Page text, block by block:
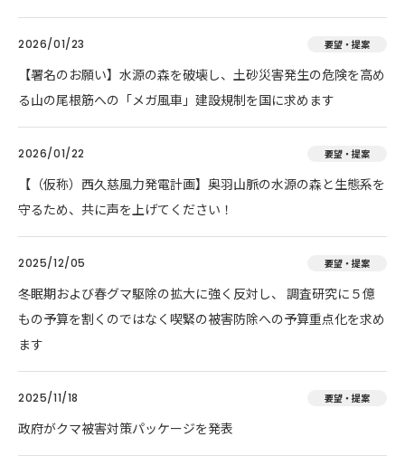
2026/01/23 要望・提案
【署名のお願い】水源の森を破壊し、土砂災害発生の危険を高め
る山の尾根筋への「メガ風車」建設規制を国に求めます
2026/01/22 要望・提案
【（仮称）西久慈風力発電計画】奥羽山脈の水源の森と生態系を
守るため、共に声を上げてください！
2025/12/05 要望・提案
冬眠期および春グマ駆除の拡大に強く反対し、 調査研究に５億
もの予算を割くのではなく喫緊の被害防除への予算重点化を求め
ます
2025/11/18 要望・提案
政府がクマ被害対策パッケージを発表